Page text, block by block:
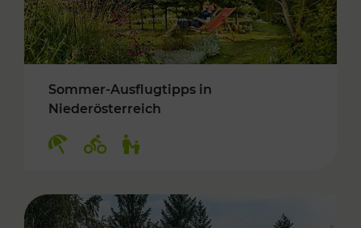
Sommer-Ausflugtipps in
Niederösterreich